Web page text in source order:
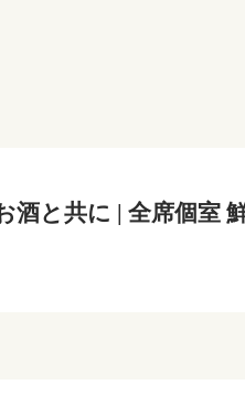
酒と共に | 全席個室